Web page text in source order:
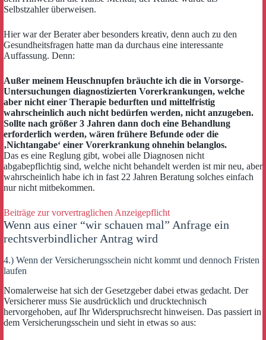
Selbstzahler überweisen.
Hier war der Berater aber besonders kreativ, denn auch zu den
Gesundheitsfragen hatte man da durchaus eine interessante
Auffassung. Denn:
Außer meinem Heuschnupfen bräuchte ich die in Vorsorge-
Untersuchungen diagnostizierten Vorerkrankungen, welche
aber nicht einer Therapie bedurften und mittelfristig
wahrscheinlich auch nicht bedürfen werden, nicht anzugeben.
Sollte nach größer 3 Jahren dann doch eine Behandlung
erforderlich werden, wären frühere Befunde oder die
‚Nichtangabe‘ einer Vorerkrankung ohnehin belanglos.
Das es eine Reglung gibt, wobei alle Diagnosen nicht
abgabepflichtig sind, welche nicht behandelt werden ist mir neu, aber
wahrscheinlich habe ich in fast 22 Jahren Beratung solches einfach
nur nicht mitbekommen.
Beiträge zur vorvertraglichen Anzeigepflicht
Wenn aus einer “wir schauen mal” Anfrage ein
rechtsverbindlicher Antrag wird
4.) Wenn der Versicherungsschein nicht kommt und dennoch Fristen
laufen
Nomalerweise hat sich der Gesetzgeber dabei etwas gedacht. Der
Versicherer muss Sie ausdrücklich und drucktechnisch
hervorgehoben, auf Ihr Widerspruchsrecht hinweisen. Das passiert in
dem Versicherungsschein und sieht in etwas so aus: